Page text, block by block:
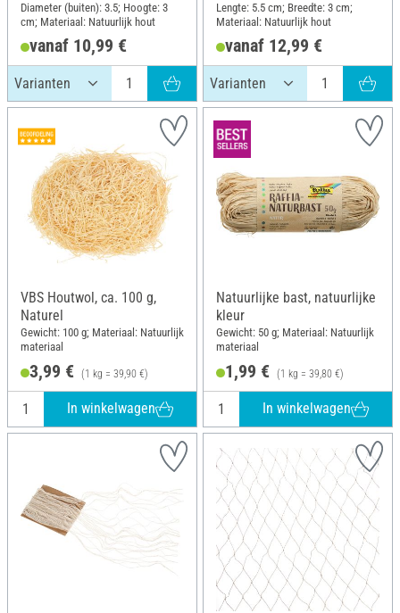
Diameter (buiten): 3.5; Hoogte: 3
cm; Materiaal: Natuurlijk hout
vanaf 10,99 €
Lengte: 5.5 cm; Breedte: 3 cm;
Materiaal: Natuurlijk hout
vanaf 12,99 €
VBS Houtwol, ca. 100 g,
Naturel
Gewicht: 100 g; Materiaal: Natuurlijk
materiaal
3,99 € (1 kg = 39,90 €)
In winkelwagen
Natuurlijke bast, natuurlijke
kleur
Gewicht: 50 g; Materiaal: Natuurlijk
materiaal
1,99 € (1 kg = 39,80 €)
In winkelwagen